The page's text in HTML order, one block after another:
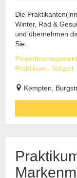
Die
Winter, Rad &
und übernehmen
Sie...
Praktikum - Vollzeit
Kempten,